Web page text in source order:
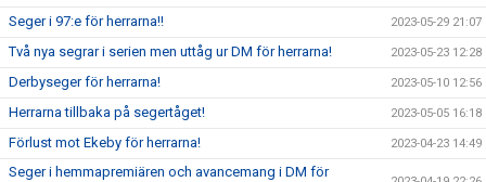
Seger i 97:e för herrarna!! 2023-05-29 21:07
Två nya segrar i serien men uttåg ur DM för herrarna! 2023-05-23 12:28
Derbyseger för herrarna! 2023-05-10 12:56
Herrarna tillbaka på segertåget! 2023-05-05 16:18
Förlust mot Ekeby för herrarna! 2023-04-23 14:49
Seger i hemmapremiären och avancemang i DM för